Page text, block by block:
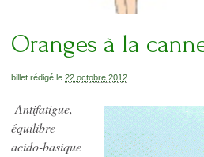
Oranges à la
billet rédigé le 22 octobre 2012
Antifatigue,
équilibre
acido-basique